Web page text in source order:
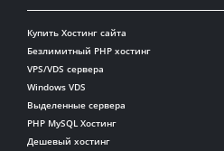
Купить Хостинг сайта
Безлимитный PHP хостинг
VPS/VDS сервера
Windows VDS
Выделенные сервера
PHP MySQL Хостинг
Дешевый хостинг